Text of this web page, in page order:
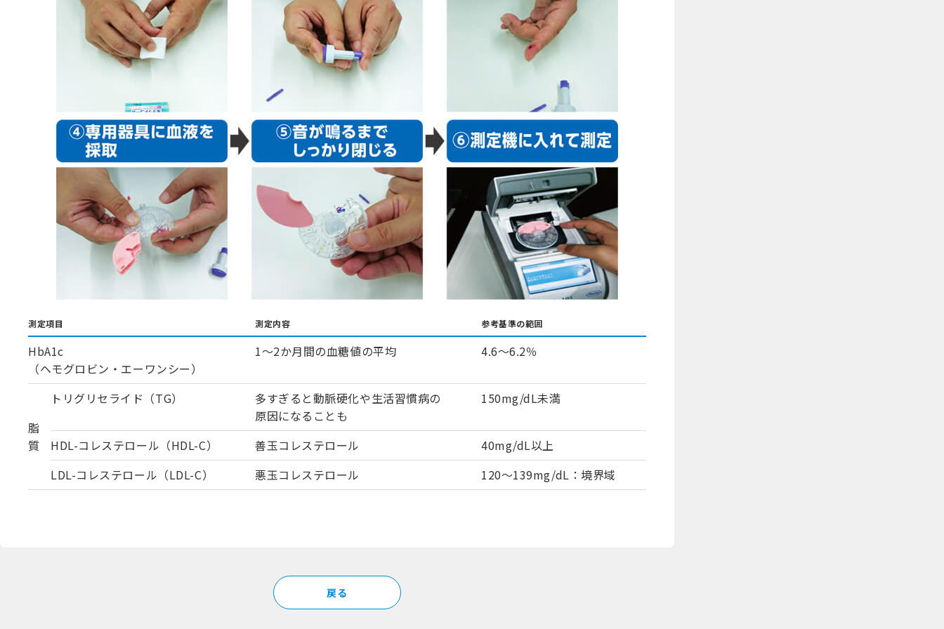
測定項目 測定内容 参考基準の範囲
HbA1c
（ヘモグロビン・エーワンシー）
1～2か月間の血糖値の平均 4.6～6.2％
脂
質
トリグリセライド（TG）
多すぎると動脈硬化や生活習慣病の
原因になることも
150mg/dL未満
HDL-コレステロール（HDL-C） 善玉コレステロール
40mg/dL以上
LDL-コレステロール（LDL-C）
悪玉コレステロール 120～139mg/dL：境界域
戻る